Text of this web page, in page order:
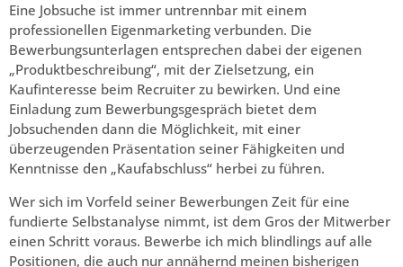
Eine Jobsuche ist immer untrennbar mit einem
professionellen Eigenmarketing verbunden. Die
Bewerbungsunterlagen entsprechen dabei der eigenen
„Produktbeschreibung“, mit der Zielsetzung, ein
Kaufinteresse beim Recruiter zu bewirken. Und eine
Einladung zum Bewerbungsgespräch bietet dem
Jobsuchenden dann die Möglichkeit, mit einer
überzeugenden Präsentation seiner Fähigkeiten und
Kenntnisse den „Kaufabschluss“ herbei zu führen.
Wer sich im Vorfeld seiner Bewerbungen Zeit für eine
fundierte Selbstanalyse nimmt, ist dem Gros der Mitwerber
einen Schritt voraus. Bewerbe ich mich blindlings auf alle
Positionen, die auch nur annähernd meinen bisherigen